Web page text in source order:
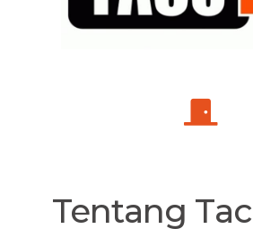
Tentang